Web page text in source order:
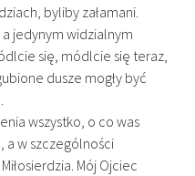
byliby załamani.
jedynym widzialnym
się, módlcie się teraz,
dusze mogły być
wszystko, o co was
a w szczególności
Mój Ojciec